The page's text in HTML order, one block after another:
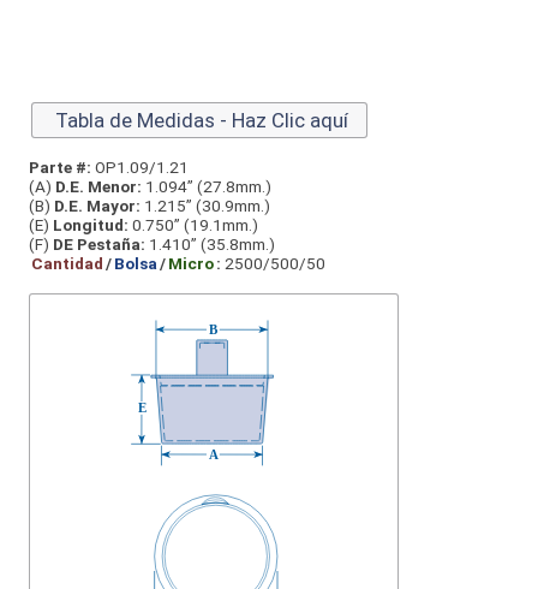
Tabla de Medidas - Haz Clic aquí
Parte #: OP1.09/1.21
(A) D.E. Menor: 1.094” (27.8mm.)
(B) D.E. Mayor: 1.215” (30.9mm.)
(E) Longitud: 0.750” (19.1mm.)
(F) DE Pestaña: 1.410” (35.8mm.)
Cantidad/Bolsa/Micro: 2500/500/50